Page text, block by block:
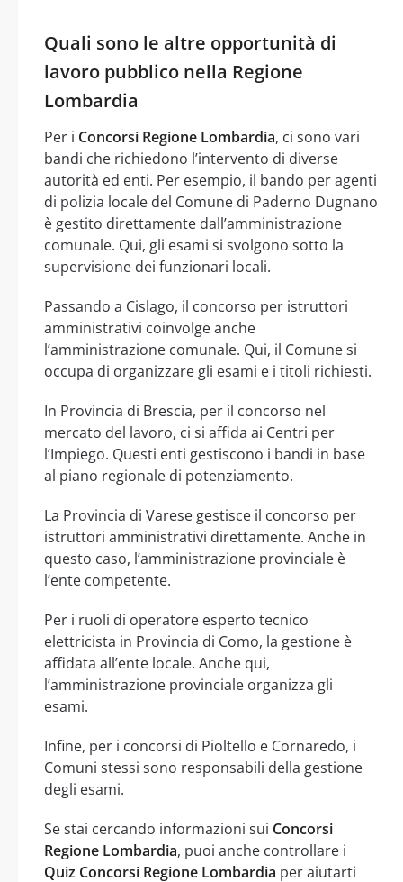
Quali sono le altre opportunità di
lavoro pubblico nella Regione
Lombardia
Per i Concorsi Regione Lombardia, ci sono vari
bandi che richiedono l’intervento di diverse
autorità ed enti. Per esempio, il bando per agenti
di polizia locale del Comune di Paderno Dugnano
è gestito direttamente dall’amministrazione
comunale. Qui, gli esami si svolgono sotto la
supervisione dei funzionari locali.
Passando a Cislago, il concorso per istruttori
amministrativi coinvolge anche
l’amministrazione comunale. Qui, il Comune si
occupa di organizzare gli esami e i titoli richiesti.
In Provincia di Brescia, per il concorso nel
mercato del lavoro, ci si affida ai Centri per
l’Impiego. Questi enti gestiscono i bandi in base
al piano regionale di potenziamento.
La Provincia di Varese gestisce il concorso per
istruttori amministrativi direttamente. Anche in
questo caso, l’amministrazione provinciale è
l’ente competente.
Per i ruoli di operatore esperto tecnico
elettricista in Provincia di Como, la gestione è
affidata all’ente locale. Anche qui,
l’amministrazione provinciale organizza gli
esami.
Infine, per i concorsi di Pioltello e Cornaredo, i
Comuni stessi sono responsabili della gestione
degli esami.
Se stai cercando informazioni sui Concorsi
Regione Lombardia, puoi anche controllare i
Quiz Concorsi Regione Lombardia per aiutarti